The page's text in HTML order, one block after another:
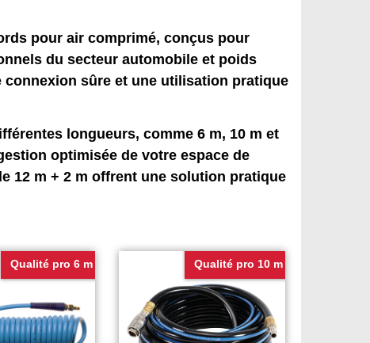
pour air comprimé, conçus pour
du secteur automobile et poids
sûre et une utilisation pratique
longueurs, comme 6 m, 10 m et
optimisée de votre espace de
12 m + 2 m offrent une solution pratique
Qualité pro 6 m Qualité pro 10 m